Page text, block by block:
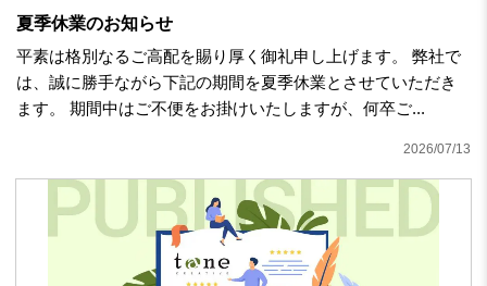
夏季休業のお知らせ
平素は格別なるご高配を賜り厚く御礼申し上げます。 弊社で
は、誠に勝手ながら下記の期間を夏季休業とさせていただき
ます。 期間中はご不便をお掛けいたしますが、何卒ご...
2026/07/13